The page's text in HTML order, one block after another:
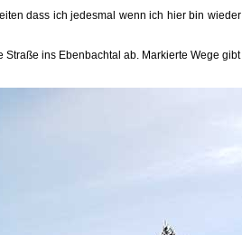
dass ich jedesmal wenn ich hier bin wieder
ins Ebenbachtal ab. Markierte Wege gibt